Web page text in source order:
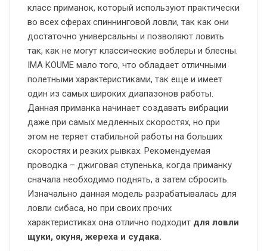
класс приманок, который используют практически
во всех сферах спиннинговой ловли, так как они
достаточно универсальны и позволяют ловить
так, как не могут классические воблеры и блесны.
IMA KOUME мало того, что обладает отличными
полетными характеристиками, так еще и имеет
один из самых широких диапазонов работы.
Данная приманка начинает создавать вибрации
даже при самых медленных скоростях, но при
этом не теряет стабильной работы на больших
скоростях и резких рывках. Рекомендуемая
проводка – джиговая ступенька, когда приманку
сначала необходимо поднять, а затем сбросить.
Изначально данная модель разрабатывалась для
ловли сибаса, но при своих прочих
характеристиках она отлично подходит для ловли
щуки, окуня, жереха и судака.